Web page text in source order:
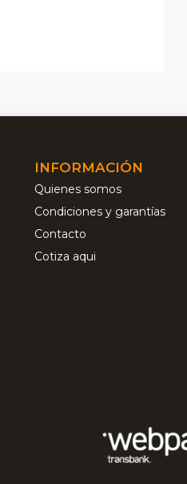
INFORMACIÓN
Quienes somos
Condiciones y garantías
Contacto
Cotiza aqui